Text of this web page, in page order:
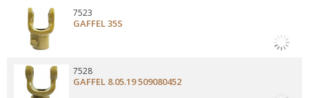
GAFFEL 35S
7523
GAFFEL 8.05.19 509080452
7528